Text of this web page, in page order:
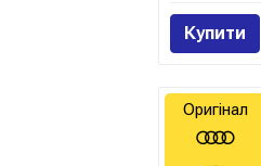
Купити
Оригінал